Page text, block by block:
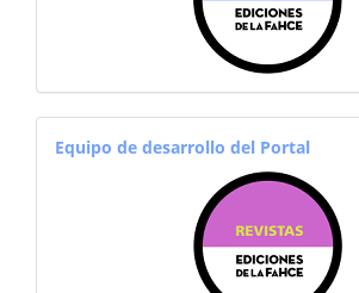
equiporevistas
Equipo de desarrollo del Portal